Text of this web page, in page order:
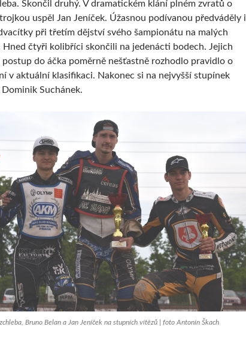
Skončil druhý. V dramatickém klání plném zvratů o
uspěl Jan Jeníček. Úžasnou podívanou předváděly i
při třetím dějství svého šampionátu na malých
Hned čtyři kolibříci skončili na jedenácti bodech. Jejich
postup do áčka poměrně nešťastně rozhodlo pravidlo o
v aktuální klasifikaci. Nakonec si na nejvyšší stupínek
Suchánek.
Bruno Belan a Jan Jeníček na stupních vítězů | foto Antonín Škach